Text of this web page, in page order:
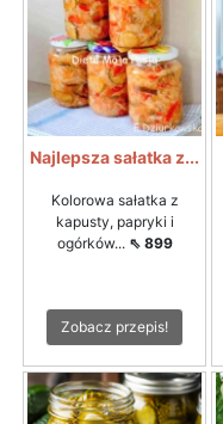
Najlepsza sałatka z...
Kolorowa sałatka z
kapusty, papryki i
ogórków... ⇖ 899
Zobacz przepis!